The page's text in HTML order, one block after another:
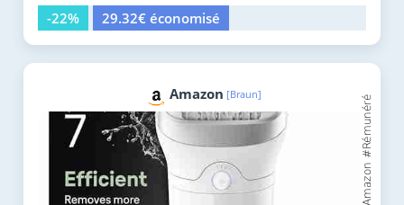
-22%
29.32€ économisé
Amazon [Braun]